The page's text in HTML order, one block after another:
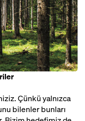
Çünkü yalnızca
bilenler bunları